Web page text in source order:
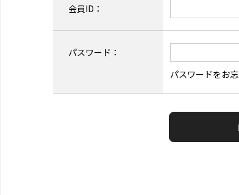
会員ID：
パスワード：
パスワードをお